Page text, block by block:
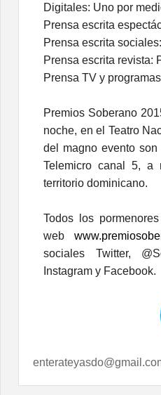
Digitales: Uno por
Prensa escrita
Prensa escrita sociales:
Prensa escrita revista:
Prensa TV y
Premios Soberano
noche, en el Teatro
del magno evento
Telemicro canal 5, a
territorio dominicano.
Todos los
web
sociales Twitter,
Instagram y Facebook.